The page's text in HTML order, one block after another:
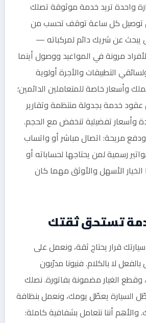
واحدة تريد خدمة موثوقة تصلك
توصيل كل ساعة توقف تحسب من
يبحث عن شريك دائم لمركباته —
مرونة في المواعيد ووصول أينما
التطبيقات والأجرة أولوية
وأسعار خاصة للمتعاملين الدائمين؛
عقود خدمة بجدولة منتظمة وتقارير
وأسعار تفضيلية تنخفض مع الحجم.
مريحة: اتصال مباشر أو واتساب
رسمية لمن يحتاجها لحساباته أو
الخيار الأسهل والأوثق مهما كان
تستحق ثقتك
قرار يحتاج ثقة، ونعمل على
لا بالكلام. فنيونا مدرّبون
وقطع الغيار مضمونة بفاتورة. نصلك
السيارة يعطّل يومك، ونعمل بنظافة
أننا نتعامل بشفافية كاملة: